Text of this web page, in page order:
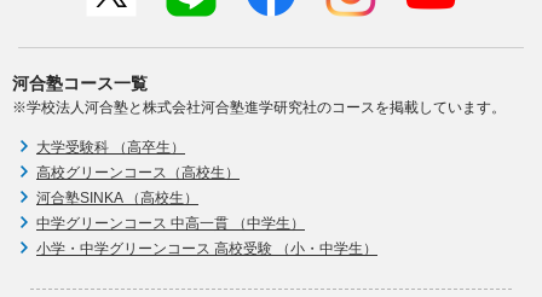
河合塾コース一覧
※学校法人河合塾と株式会社河合塾進学研究社のコースを掲載しています。
大学受験科 （高卒生）
高校グリーンコース（高校生）
河合塾SINKA （高校生）
中学グリーンコース 中高一貫 （中学生）
小学・中学グリーンコース 高校受験 （小・中学生）